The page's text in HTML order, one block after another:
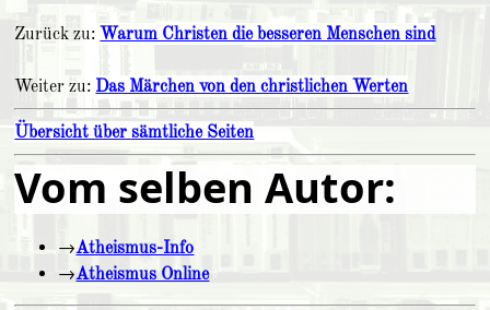
Zurück zu:Warum Christen die besseren Menschen sind
Weiter zu: Das Märchen von den christlichen Werten
Übersicht über sämtliche Seiten
Vom selben Autor:
→Atheismus-Info
→Atheismus Online